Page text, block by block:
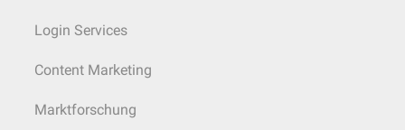
Login Services
Content Marketing
Marktforschung